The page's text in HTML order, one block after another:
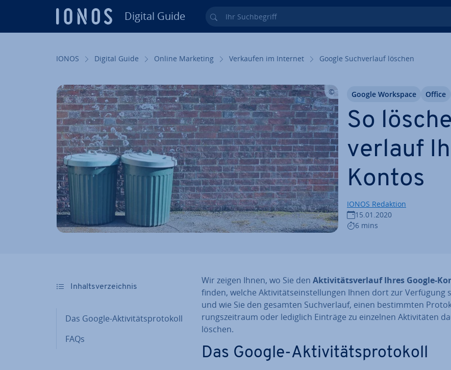
Digital Guide Ihr Such­be­griff
IONOS Digital Guide Online Marketing Verkaufen im Internet Google Such­ver­lauf löschen
So
ver­lauf
Kontos
IONOS Redaktion
15.01.2020
6 mins
Google Workspace Office
In­halts­ver­zeich­nis
Das Google-Ak­ti­vi­täts­pro­to­koll
FAQs
Wir zeigen Ihnen, wo Sie den Ak­ti­vi­täts­ver­lauf Ihres Google-
finden, welche Ak­ti­vi­täts­ein­stel­lun­gen Ihnen dort zur Verfügung
und wie Sie den gesamten Such­ver­lauf, einen be­stimm­ten
rungs­zeit­raum oder lediglich Einträge zu einzelnen Ak­ti­vi­tä­ten
löschen.
Das Google-Ak­ti­vi­täts­pro­to­koll